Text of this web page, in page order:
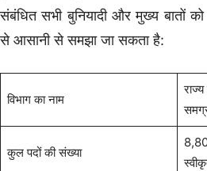
संबंधित सभी बुनियादी और मुख्य बातों
से आसानी से समझा जा सकता है:
विभाग का नाम
कुल पदों की संख्या